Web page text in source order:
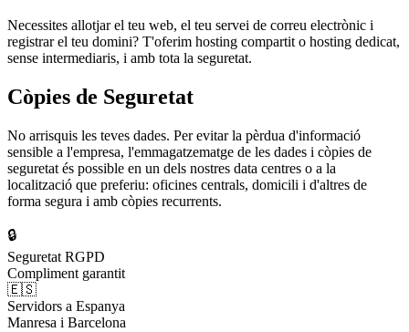
Necessites allotjar el teu web, el teu servei de correu electrònic i
registrar el teu domini? T'oferim hosting compartit o hosting dedicat,
sense intermediaris, i amb tota la seguretat.
Còpies de Seguretat
No arrisquis les teves dades. Per evitar la pèrdua d'informació
sensible a l'empresa, l'emmagatzematge de les dades i còpies de
seguretat és possible en un dels nostres data centres o a la
localització que preferiu: oficines centrals, domicili i d'altres de
forma segura i amb còpies recurrents.
🔒
Seguretat RGPD
Compliment garantit
🇪🇸
Servidors a Espanya
Manresa i Barcelona